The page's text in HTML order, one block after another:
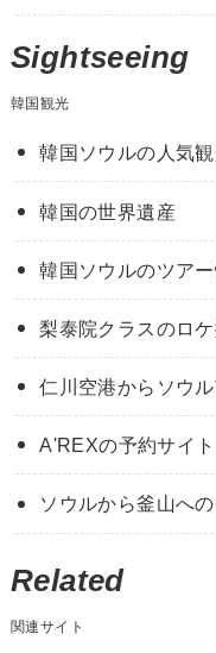
Sightseeing
韓国観光
韓国ソウルの人気
韓国の世界遺産
韓国ソウルのツア
梨泰院クラスのロ
仁川空港からソウ
A'REXの予約サイト
ソウルから釜山へ
Related
関連サイト